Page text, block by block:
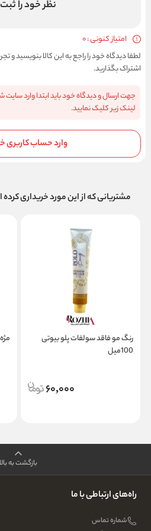
نظر خود را
امتیاز کنونی : 0
لطفا دیدگاه خود را راجع به این کالا بنویسید و
اشتراک بگذارید.
جهت ارسال و دیدگاه خود باید ابتدا وارد
لینک زیر کلیک نمایید.
وارد حساب کاربری
مشتریانی که از این مورد خریداری کرده
رنگ مو فاقد سولفات پلو بیوتی
100میل
60,000
بازگشت به بالا
راه‌های ارتباطی با ما
شماره تماس